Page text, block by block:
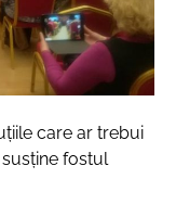
care ar trebui
fostul